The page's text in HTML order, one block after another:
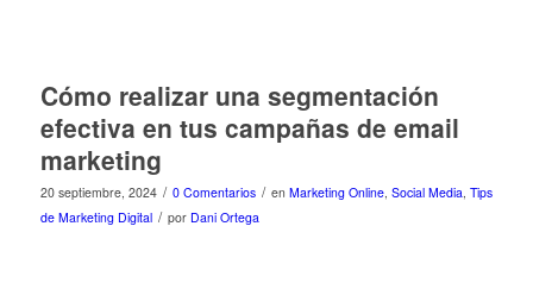
Cómo realizar una segmentación
efectiva en tus campañas de email
marketing
20 septiembre, 2024 / 0 Comentarios / en Marketing Online, Social Media, Tips
de Marketing Digital / por Dani Ortega